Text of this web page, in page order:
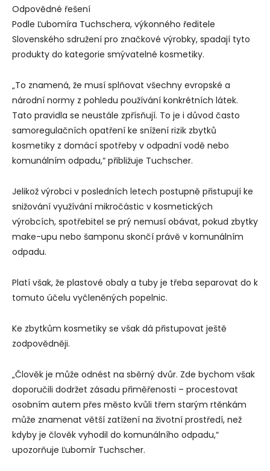
Odpovědné řešení
Podle Ľubomíra Tuchschera, výkonného ředitele
Slovenského sdružení pro značkové výrobky, spadají tyto
produkty do kategorie smývatelné kosmetiky.
„To znamená, že musí splňovat všechny evropské a
národní normy z pohledu používání konkrétních látek.
Tato pravidla se neustále zpřísňují. To je i důvod často
samoregulačních opatření ke snížení rizik zbytků
kosmetiky z domácí spotřeby v odpadní vodě nebo
komunálním odpadu,“ přibližuje Tuchscher.
Jelikož výrobci v posledních letech postupně přistupují ke
snižování využívání mikročástic v kosmetických
výrobcích, spotřebitel se prý nemusí obávat, pokud zbytky
make-upu nebo šamponu skončí právě v komunálním
odpadu.
Platí však, že plastové obaly a tuby je třeba separovat do k
tomuto účelu vyčleněných popelnic.
Ke zbytkům kosmetiky se však dá přistupovat ještě
zodpovědněji.
„Člověk je může odnést na sběrný dvůr. Zde bychom však
doporučili dodržet zásadu přiměřenosti – procestovat
osobním autem přes město kvůli třem starým rtěnkám
může znamenat větší zatížení na životní prostředí, než
kdyby je člověk vyhodil do komunálního odpadu,“
upozorňuje Ľubomír Tuchscher.